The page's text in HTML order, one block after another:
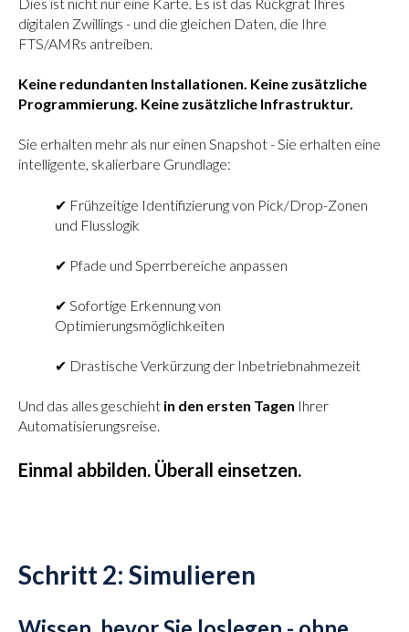
digitalen Zwillings - und die gleichen Daten, die Ihre
FTS/AMRs antreiben.
Keine redundanten Installationen. Keine zusätzliche
Programmierung. Keine zusätzliche Infrastruktur.
Sie erhalten mehr als nur einen Snapshot - Sie erhalten eine
intelligente, skalierbare Grundlage:
✔ Frühzeitige Identifizierung von Pick/Drop-Zonen
und Flusslogik
✔ Pfade und Sperrbereiche anpassen
✔ Sofortige Erkennung von
Optimierungsmöglichkeiten
✔ Drastische Verkürzung der Inbetriebnahmezeit
Und das alles geschieht in den ersten Tagen Ihrer
Automatisierungsreise.
Einmal abbilden. Überall einsetzen.
Schritt 2: Simulieren